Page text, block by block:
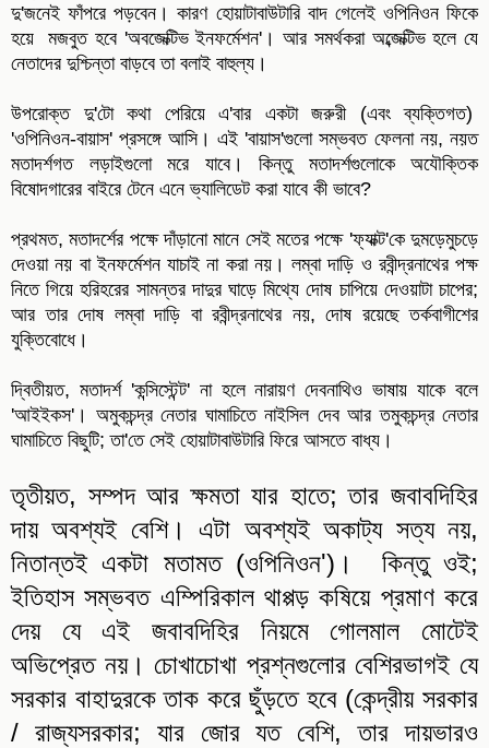
দু'জনেই ফাঁপরে পড়বেন। কারণ হোয়াটাবাউটারি বাদ গেলেই ওপিনিওন ফিকে
হয়ে মজবুত হবে 'অবজেক্টিভ ইনফর্মেশন'। আর সমর্থকরা অব্জেক্টিভ হলে যে
নেতাদের দুশ্চিন্তা বাড়বে তা বলাই বাহুল্য।
উপরোক্ত দু'টো কথা পেরিয়ে এ'বার একটা জরুরী (এবং ব্যক্তিগত)
'ওপিনিওন-বায়াস' প্রসঙ্গে আসি। এই 'বায়াস'গুলো সম্ভবত ফেলনা নয়, নয়ত
মতাদর্শগত লড়াইগুলো মরে যাবে। কিন্তু মতাদর্শগুলোকে অযৌক্তিক
বিষোদগারের বাইরে টেনে এনে ভ্যালিডেট করা যাবে কী ভাবে?
প্রথমত, মতাদর্শের পক্ষে দাঁড়ানো মানে সেই মতের পক্ষে 'ফ্যাক্ট'কে দুমড়েমুচড়ে
দেওয়া নয় বা ইনফর্মেশন যাচাই না করা নয়। লম্বা দাড়ি ও রবীন্দ্রনাথের পক্ষ
নিতে গিয়ে হরিহরের সামন্তর দাদুর ঘাড়ে মিথ্যে দোষ চাপিয়ে দেওয়াটা চাপের;
আর তার দোষ লম্বা দাড়ি বা রবীন্দ্রনাথের নয়, দোষ রয়েছে তর্কবাগীশের
যুক্তিবোধে।
দ্বিতীয়ত, মতাদর্শ 'কন্সিস্টেন্ট' না হলে নারায়ণ দেবনাথিও ভাষায় যাকে বলে
'আইইকস'। অমুকচন্দ্র নেতার ঘামাচিতে নাইসিল দেব আর তমুকচন্দ্র নেতার
ঘামাচিতে বিছুটি; তা'তে সেই হোয়াটাবাউটারি ফিরে আসতে বাধ্য।
তৃতীয়ত, সম্পদ আর ক্ষমতা যার হাতে; তার জবাবদিহির
দায় অবশ্যই বেশি। এটা অবশ্যই অকাট্য সত্য নয়,
নিতান্তই একটা মতামত (ওপিনিওন')। কিন্তু ওই;
ইতিহাস সম্ভবত এম্পিরিকাল থাপ্পড় কষিয়ে প্রমাণ করে
দেয় যে এই জবাবদিহির নিয়মে গোলমাল মোটেই
অভিপ্রেত নয়। চোখাচোখা প্রশ্নগুলোর বেশিরভাগই যে
সরকার বাহাদুরকে তাক করে ছুঁড়তে হবে (কেন্দ্রীয় সরকার
/ রাজ্যসরকার; যার জোর যত বেশি, তার দায়ভারও